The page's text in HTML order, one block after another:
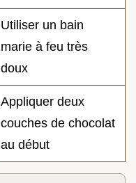
Utiliser un bain
marie à feu très
doux
Appliquer deux
couches de chocolat
au début